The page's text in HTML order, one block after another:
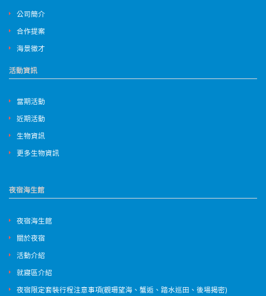
公司簡介
合作提案
海景徵才
活動資訊
當期活動
近期活動
生物資訊
更多生物資訊
夜宿海生館
夜宿海生館
關於夜宿
活動介紹
就寢區介紹
夜宿限定套裝行程注意事項(觀珊望海、蟹逅、踏水巡田、後場揭密)